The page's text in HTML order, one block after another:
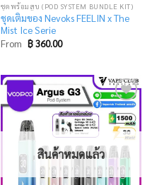
ชุดพร้อมสูบ (POD SYSTEM BUNDLE KIT)
ชุดเติมของ Nevoks FEELIN x The
Mist Ice Serie
From ฿360.00
Add
to
wishlist
สินค้าหมดแล้ว